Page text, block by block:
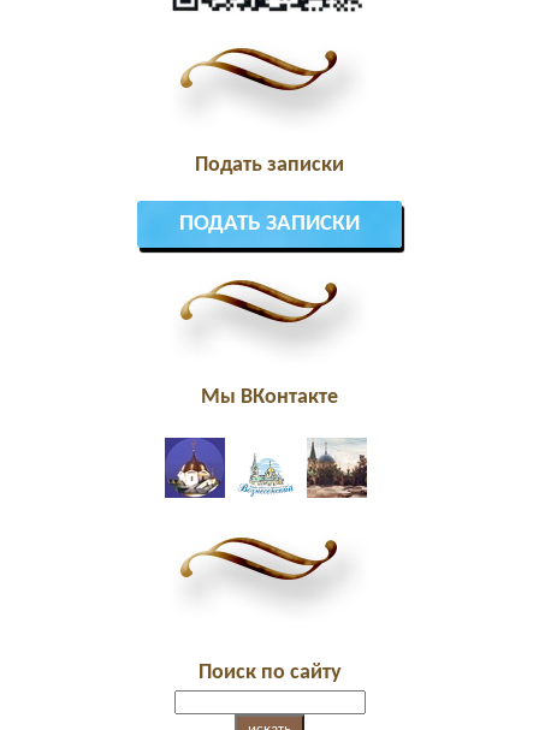
Подать записки
ПОДАТЬ ЗАПИСКИ
Мы ВКонтакте
Поиск по сайту